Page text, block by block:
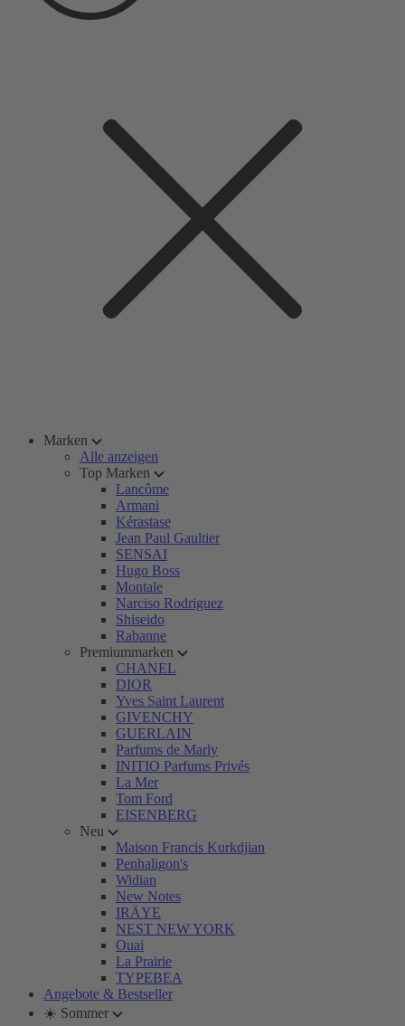
Marken
Alle anzeigen
Top Marken
Lancôme
Armani
Kérastase
Jean Paul Gaultier
SENSAI
Hugo Boss
Montale
Narciso Rodriguez
Shiseido
Rabanne
Premiummarken
CHANEL
DIOR
Yves Saint Laurent
GIVENCHY
GUERLAIN
Parfums de Marly
INITIO Parfums Privés
La Mer
Tom Ford
EISENBERG
Neu
Maison Francis Kurkdjian
Penhaligon's
Widian
New Notes
IRÄYE
NEST NEW YORK
Ouai
La Prairie
TYPEBEA
Angebote & Bestseller
☀️ Sommer